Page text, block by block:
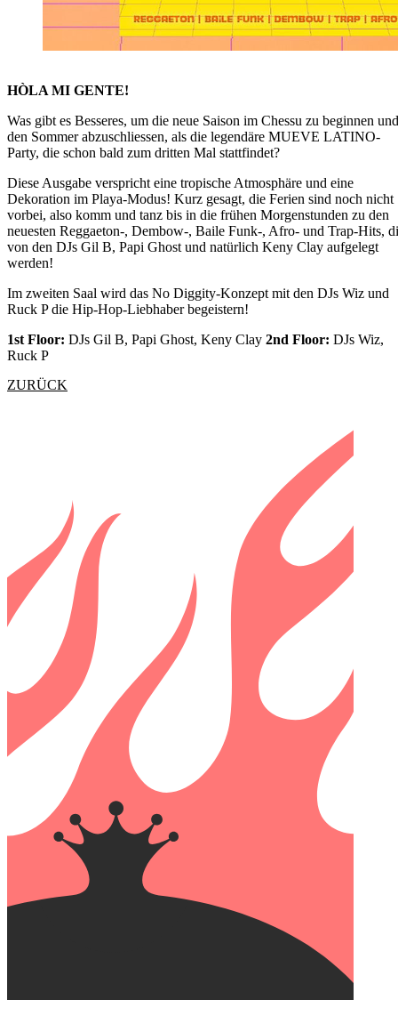
HÒLA MI GENTE!
Was gibt es Besseres, um die neue Saison im Chessu zu beginnen und
den Sommer abzuschliessen, als die legendäre MUEVE LATINO-
Party, die schon bald zum dritten Mal stattfindet?
Diese Ausgabe verspricht eine tropische Atmosphäre und eine
Dekoration im Playa-Modus! Kurz gesagt, die Ferien sind noch nicht
vorbei, also komm und tanz bis in die frühen Morgenstunden zu den
neuesten Reggaeton-, Dembow-, Baile Funk-, Afro- und Trap-Hits,
von den DJs Gil B, Papi Ghost und natürlich Keny Clay aufgelegt
werden!
Im zweiten Saal wird das No Diggity-Konzept mit den DJs Wiz und
Ruck P die Hip-Hop-Liebhaber begeistern!
1st Floor: DJs Gil B, Papi Ghost, Keny Clay 2nd Floor: DJs Wiz,
Ruck P
ZURÜCK